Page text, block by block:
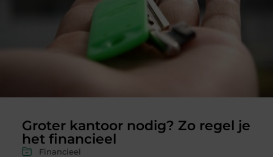
Groter kantoor nodig? Zo regel je
het financieel
Financieel